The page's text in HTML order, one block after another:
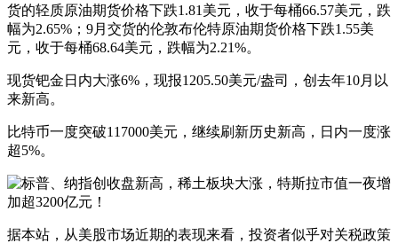
货的轻质原油期货价格下跌1.81美元，收于每桶66.57美元，跌
幅为2.65%；9月交货的伦敦布伦特原油期货价格下跌1.55美
元，收于每桶68.64美元，跌幅为2.21%。
现货钯金日内大涨6%，现报1205.50美元/盎司，创去年10月以
来新高。
比特币一度突破117000美元，继续刷新历史新高，日内一度涨
超5%。
据本站，从美股市场近期的表现来看，投资者似乎对关税政策